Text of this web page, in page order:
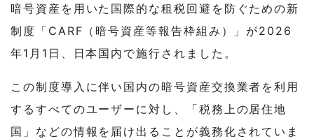
暗号資産を用いた国際的な租税回避を防ぐための新
制度「CARF（暗号資産等報告枠組み）」が2026
年1月1日、日本国内で施行されました。
この制度導入に伴い国内の暗号資産交換業者を利用
するすべてのユーザーに対し、「税務上の居住地
国」などの情報を届け出ることが義務化されていま